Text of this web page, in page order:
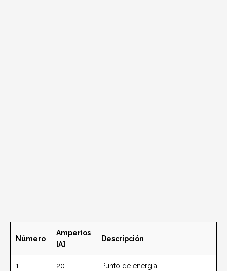
Número
Amperios
[A]
Descripción
1 20 Punto de energía